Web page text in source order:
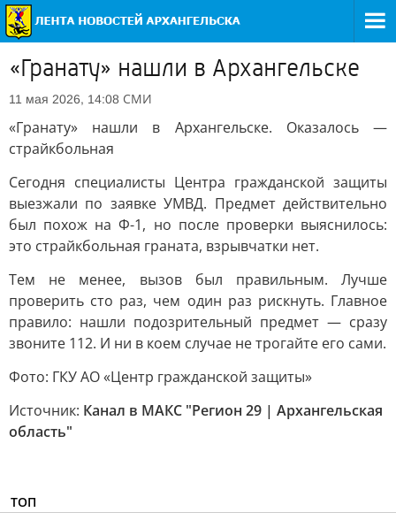
«Гранату» нашли в Архангельске
11 мая 2026, 14:08 СМИ
«Гранату» нашли в Архангельске. Оказалось —
страйкбольная
Сегодня специалисты Центра гражданской защиты
выезжали по заявке УМВД. Предмет действительно
был похож на Ф-1, но после проверки выяснилось:
это страйкбольная граната, взрывчатки нет.
Тем не менее, вызов был правильным. Лучше
проверить сто раз, чем один раз рискнуть. Главное
правило: нашли подозрительный предмет — сразу
звоните 112. И ни в коем случае не трогайте его сами.
Фото: ГКУ АО «Центр гражданской защиты»
Источник: Канал в МАКС "Регион 29 | Архангельская
область"
ТОП